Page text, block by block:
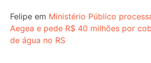
Felipe em Ministério Público
Aegea e pede R$ 40 milhões por
de água no RS